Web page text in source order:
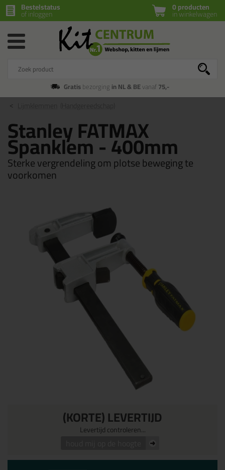
0 producten
in winkelwagen
Bestelstatus
of inloggen
Gratisbezorging in NL & BEvanaf75,-
Stanley FATMAX
Spanklem - 400mm
Sterke vergrendeling om plotse beweging te
voorkomen
(KORTE) LEVERTIJD
Levertijd controleren...